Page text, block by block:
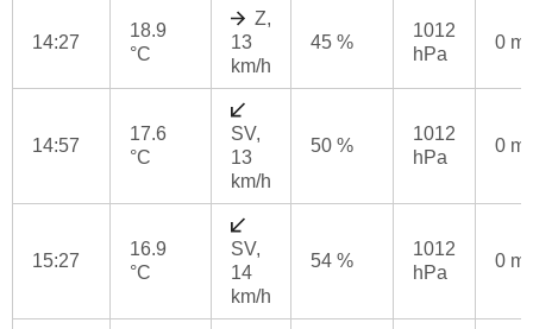
14:27
18.9
°C
Z,
13
km/h
45 %
1012
hPa
0
14:57
17.6
°C
SV,
13
km/h
50 %
1012
hPa
0
15:27
16.9
°C
SV,
14
km/h
54 %
1012
hPa
0